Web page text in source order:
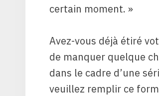
certain moment. »
Avez-vous déjà étiré
de manquer quelque
dans le cadre d’une
veuillez remplir ce